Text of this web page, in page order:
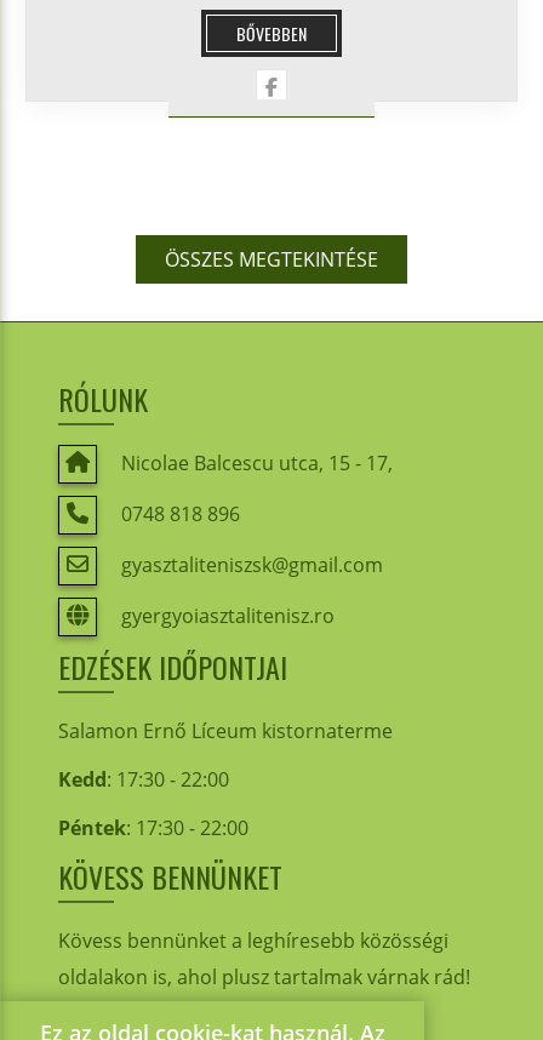
BŐVEBBEN
ÖSSZES MEGTEKINTÉSE
RÓLUNK
Nicolae Balcescu utca, 15 - 17,
0748 818 896
gyasztaliteniszsk@gmail.com
gyergyoiasztalitenisz.ro
EDZÉSEK IDŐPONTJAI
Salamon Ernő Líceum kistornaterme
Kedd: 17:30 - 22:00
Péntek: 17:30 - 22:00
KÖVESS BENNÜNKET
Kövess bennünket a leghíresebb közösségi
oldalakon is, ahol plusz tartalmak várnak rád!
Ez az oldal cookie-kat használ. Az